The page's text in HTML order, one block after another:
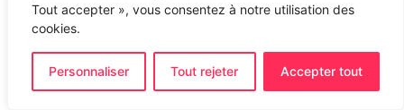
Tout accepter », vous consentez à notre utilisation des
cookies.
Personnaliser Tout rejeter Accepter tout